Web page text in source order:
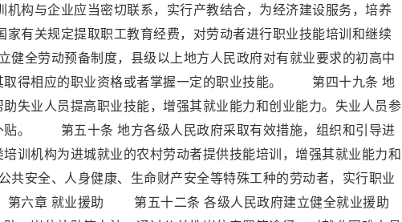
与企业应当密切联系，实行产教结合，为经济建设服务，培养
关规定提取职工教育经费，对劳动者进行职业技能培训和继续
劳动预备制度，县级以上地方人民政府对有就业要求的初高中
取得相应的职业资格或者掌握一定的职业技能。 第四十九条 地
失业人员提高职业技能，增强其就业能力和创业能力。失业人员参
贴。 第五十条 地方各级人民政府采取有效措施，组织和引导进
训机构为进城就业的农村劳动者提供技能培训，增强其就业能力和
全、人身健康、生命财产安全等特殊工种的劳动者，实行职业
六章 就业援助 第五十二条 各级人民政府建立健全就业援助